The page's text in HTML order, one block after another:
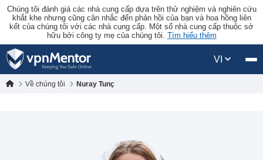
Chúng tôi đánh giá các nhà cung cấp dựa trên thử nghiệm và nghiên cứu
khắt khe nhưng cũng cân nhắc đến phản hồi của bạn và hoa hồng liên
kết của chúng tôi với các nhà cung cấp. Một số nhà cung cấp thuộc sở
hữu bởi công ty mẹ của chúng tôi. Tìm hiểu thêm
VI
Về chúng tôi Nuray Tunç